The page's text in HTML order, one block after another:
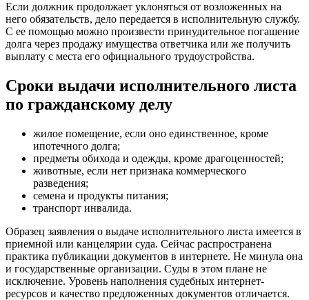
Если должник продолжает уклоняться от возложенных на
него обязательств, дело передается в исполнительную службу.
С ее помощью можно произвести принудительное погашение
долга через продажу имущества ответчика или же получить
выплату с места его официального трудоустройства.
Сроки выдачи исполнительного листа
по гражданскому делу
жилое помещение, если оно единственное, кроме
ипотечного долга;
предметы обихода и одежды, кроме драгоценностей;
животные, если нет признака коммерческого
разведения;
семена и продукты питания;
транспорт инвалида.
Образец заявления о выдаче исполнительного листа имеется в
приемной или канцелярии суда. Сейчас распространена
практика публикации документов в интернете. Не минула она
и государственные организации. Суды в этом плане не
исключение. Уровень наполнения судебных интернет-
ресурсов и качество предложенных документов отличается.